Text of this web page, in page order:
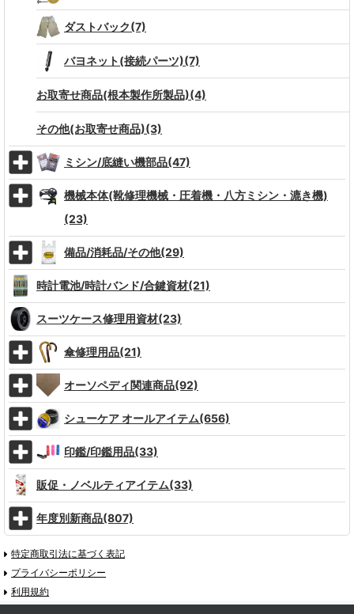
ダストバック(7)
バヨネット(接続パーツ)(7)
お取寄せ商品(根本製作所製品)(4)
その他(お取寄せ商品)(3)
ミシン/底縫い機部品(47)
機械本体(靴修理機械・圧着機・八方ミシン・漉き機)
(23)
備品/消耗品/その他(29)
時計電池/時計バンド/合鍵資材(21)
スーツケース修理用資材(23)
傘修理用品(21)
オーソペディ関連商品(92)
シューケア オールアイテム(656)
印鑑/印鑑用品(33)
販促・ノベルティアイテム(33)
年度別新商品(807)
特定商取引法に基づく表記
プライバシーポリシー
利用規約